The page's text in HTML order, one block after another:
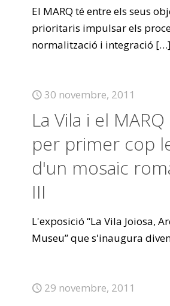
El MARQ té entre els seus
prioritaris impulsar els
normalització i integració […]
30 novembre, 2011
La Vila i el
per primer cop
d'un mosaic
III
L'exposició “La Vila Joiosa,
Museu” que s'inaugura
29 novembre, 2011